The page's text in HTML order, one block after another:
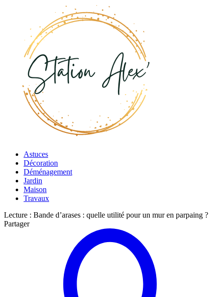
Astuces
Décoration
Déménagement
Jardin
Maison
Travaux
Lecture : Bande d’arases : quelle utilité pour un mur en parpaing ?
Partager